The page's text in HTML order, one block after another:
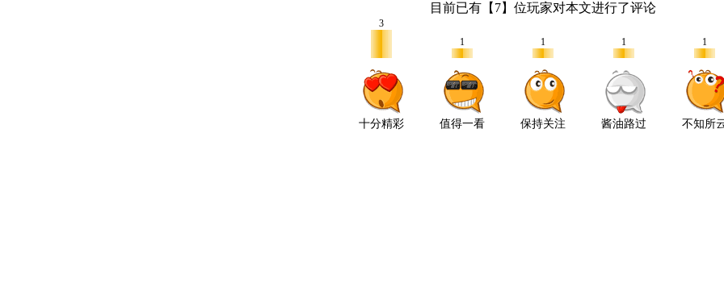
目前已有【 7】位玩家对本文进行了评论
3
十分精彩
1
值得一看
1
保持关注
1
酱油路过
1
不知所